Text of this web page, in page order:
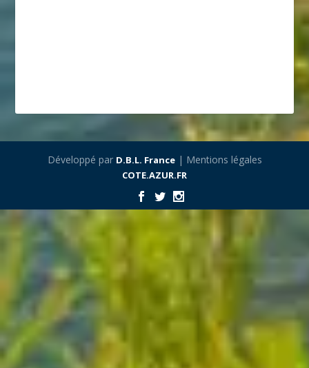
Développé par D.B.L. France| Mentions légales
COTE.AZUR.FR